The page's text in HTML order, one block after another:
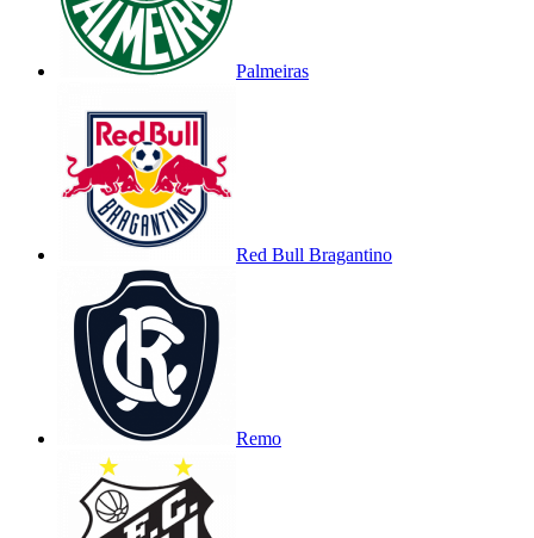
Palmeiras
Red Bull Bragantino
Remo